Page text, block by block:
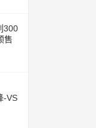
300
售
-VS